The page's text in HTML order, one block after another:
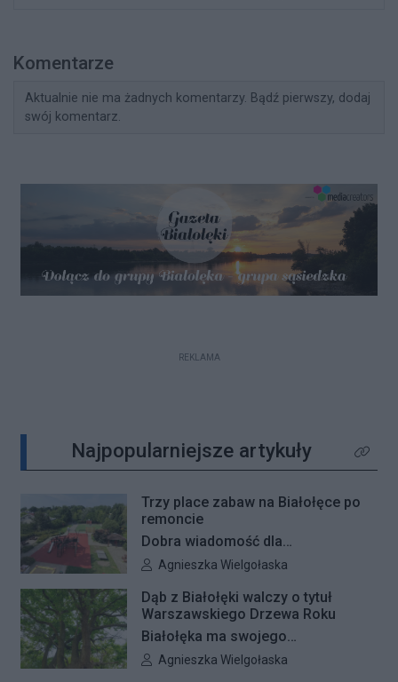
Komentarze
Aktualnie nie ma żadnych komentarzy. Bądź pierwszy, dodaj
swój komentarz.
REKLAMA
Najpopularniejsze artykuły Kliknij
Trzy place zabaw na Białołęce po
remoncie
Dobra wiadomość dla
najmłodszych mieszkańców
się remonty nawierzchni na trzech
placach zabaw – przy ulicach
Kiersnowskiego, Ruskowy Bród i
Ceramicznej.
Autor artykułu:
Agnieszka Wielgołaska
Dąb z Białołęki walczy o tytuł
Warszawskiego Drzewa Roku
Białołęka ma swojego
reprezentanta w plebiscycie na
Autor artykułu:
Agnieszka Wielgołaska